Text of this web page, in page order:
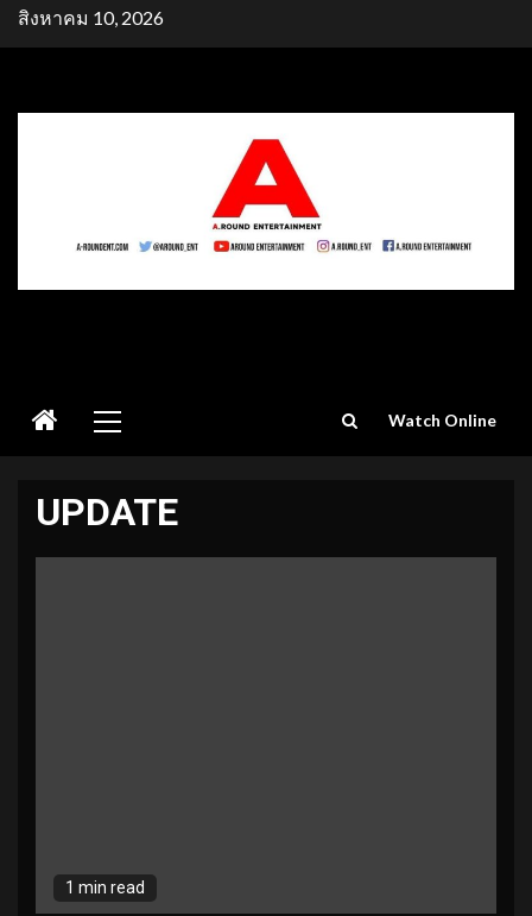
Skipสิงหาคม 10, 2026
Menu
Watch Online
UPDATE
1 min read